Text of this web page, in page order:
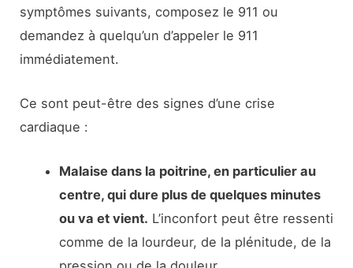
symptômes suivants, composez le 911 ou
demandez à quelqu’un d’appeler le 911
immédiatement.
Ce sont peut-être des signes d’une crise
cardiaque :
Malaise dans la poitrine, en particulier au
centre, qui dure plus de quelques minutes
ou va et vient. L’inconfort peut être ressenti
comme de la lourdeur, de la plénitude, de la